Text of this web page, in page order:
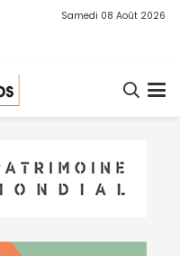
Samedi 08 Août 2026